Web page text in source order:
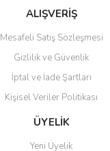
ALIŞVERİŞ
Mesafeli Satış Sözleşmesi
Gizlilik ve Güvenlik
İptal ve İade Şartları
Kişisel Veriler Politikası
ÜYELİK
Yeni Üyelik